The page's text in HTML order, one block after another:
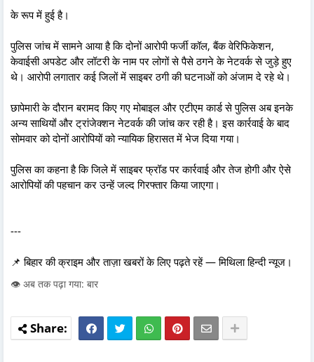
के रूप में हुई है।
पुलिस जांच में सामने आया है कि दोनों आरोपी फर्जी कॉल, बैंक वेरिफिकेशन,
केवाईसी अपडेट और लॉटरी के नाम पर लोगों से पैसे ठगने के नेटवर्क से जुड़े हुए
थे। आरोपी लगातार कई जिलों में साइबर ठगी की घटनाओं को अंजाम दे रहे थे।
छापेमारी के दौरान बरामद किए गए मोबाइल और एटीएम कार्ड से पुलिस अब इनके
अन्य साथियों और ट्रांजेक्शन नेटवर्क की जांच कर रही है। इस कार्रवाई के बाद
सोमवार को दोनों आरोपियों को न्यायिक हिरासत में भेज दिया गया।
पुलिस का कहना है कि जिले में साइबर फ्रॉड पर कार्रवाई और तेज होगी और ऐसे
आरोपियों की पहचान कर उन्हें जल्द गिरफ्तार किया जाएगा।
---
📌 बिहार की क्राइम और ताज़ा खबरों के लिए पढ़ते रहें — मिथिला हिन्दी न्यूज।
👁️ अब तक पढ़ा गया: बार